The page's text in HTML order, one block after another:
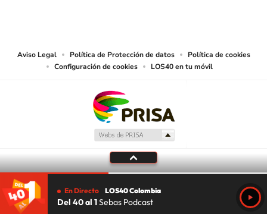
Aviso Legal Política de Protección de datos
Política de cookies
Configuración de cookies
LOS40 en tu móvil
En Directo LOS40 Colombia
Del 40 al 1Sebas Podcast